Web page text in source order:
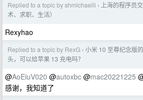
Replied to a topic by shmichaelli ›
上海的程序员
术、求职、生活）
Rexyhao
Replied to a topic by RexG › 小米 10 至尊纪念版
头，可以给苹果 13 充电吗？
@AoEiuV020 @autoxbc @mac20221225
感谢，我知道了